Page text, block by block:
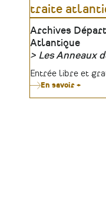
Nantes
avant
traite
Lieu
Archives
Atlantique
Organisateur
Les Anneaux
Tarifs
Entrée libre et
En savoir +